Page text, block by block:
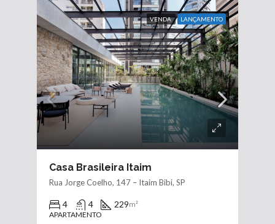
VENDA LANÇAMENTO
Casa Brasileira Itaim
Rua Jorge Coelho, 147 – Itaim Bibi, SP
4 4 229m²
APARTAMENTO